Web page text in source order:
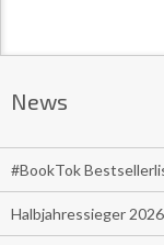
News
#BookTok
Halbjahressieger 2026